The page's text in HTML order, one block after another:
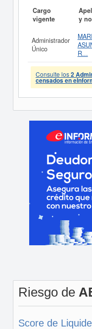
Cargo
vigente
y
Administrador
Único
R...
Consulte los2
censados en
Riesgo de
Score de